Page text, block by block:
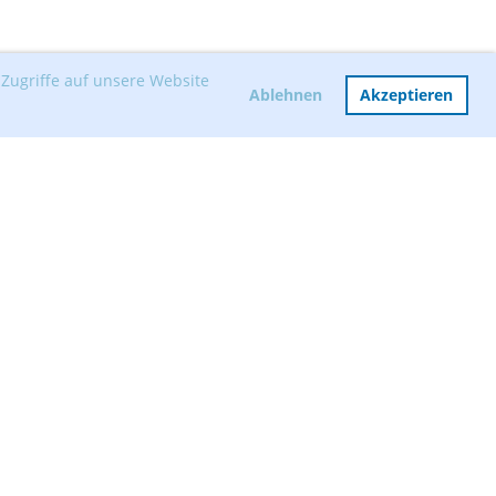
auf unsere Website
Ablehnen Akzeptieren